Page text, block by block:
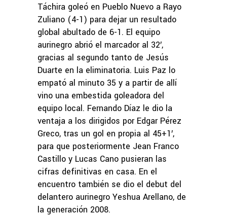
Táchira goleó en Pueblo Nuevo a Rayo
Zuliano (4-1) para dejar un resultado
global abultado de 6-1. El equipo
aurinegro abrió el marcador al 32′,
gracias al segundo tanto de Jesús
Duarte en la eliminatoria. Luis Paz lo
empató al minuto 35 y a partir de allí
vino una embestida goleadora del
equipo local. Fernando Díaz le dio la
ventaja a los dirigidos por Edgar Pérez
Greco, tras un gol en propia al 45+1′,
para que posteriormente Jean Franco
Castillo y Lucas Cano pusieran las
cifras definitivas en casa. En el
encuentro también se dio el debut del
delantero aurinegro Yeshua Arellano, de
la generación 2008.